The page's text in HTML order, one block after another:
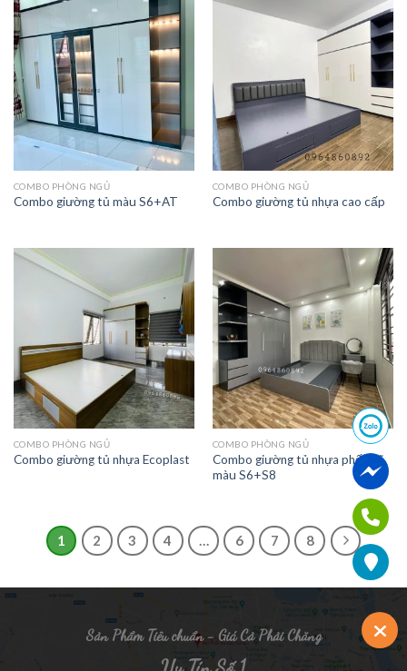
COMBO PHÒNG NGỦ
Combo giường tủ màu S6+AT
COMBO PHÒNG NGỦ
Combo giường tủ nhựa cao cấp
COMBO PHÒNG NGỦ
Combo giường tủ nhựa Ecoplast
COMBO PHÒNG NGỦ
Combo giường tủ nhựa phối mã
màu S6+S8
1 2 3 4 … 6 7 8
Sản Phẩm Tiêu chuẩn - Giá Cả Phải Chăng